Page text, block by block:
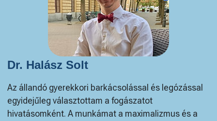
Dr. Halász Solt
Az állandó gyerekkori barkácsolással és legózással
egyidejűleg választottam a fogászatot
hivatásomként. A munkámat a maximalizmus és a